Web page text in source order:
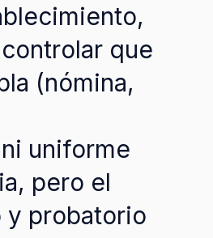
que
(nómina,
uniforme
pero el
y probatorio